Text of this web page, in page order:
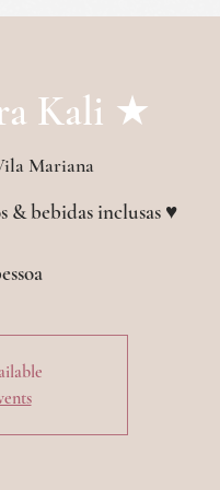
Kali ★︎
Mariana
& bebidas inclusas ♥︎